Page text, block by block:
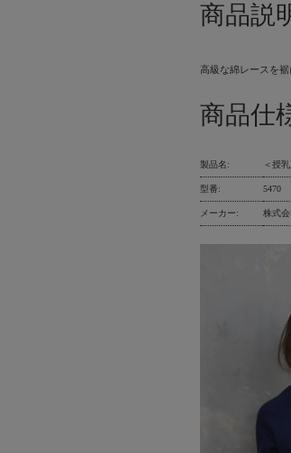
商品説
高級な綿レースを
商品仕
製品名: ＜授
型番: 5470
メーカー: 株式